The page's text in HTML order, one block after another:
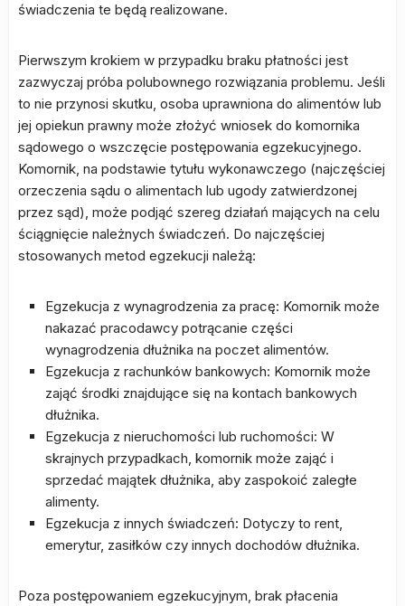
świadczenia te będą realizowane.
Pierwszym krokiem w przypadku braku płatności jest
zazwyczaj próba polubownego rozwiązania problemu. Jeśli
to nie przynosi skutku, osoba uprawniona do alimentów lub
jej opiekun prawny może złożyć wniosek do komornika
sądowego o wszczęcie postępowania egzekucyjnego.
Komornik, na podstawie tytułu wykonawczego (najczęściej
orzeczenia sądu o alimentach lub ugody zatwierdzonej
przez sąd), może podjąć szereg działań mających na celu
ściągnięcie należnych świadczeń. Do najczęściej
stosowanych metod egzekucji należą:
Egzekucja z wynagrodzenia za pracę: Komornik może
nakazać pracodawcy potrącanie części
wynagrodzenia dłużnika na poczet alimentów.
Egzekucja z rachunków bankowych: Komornik może
zająć środki znajdujące się na kontach bankowych
dłużnika.
Egzekucja z nieruchomości lub ruchomości: W
skrajnych przypadkach, komornik może zająć i
sprzedać majątek dłużnika, aby zaspokoić zaległe
alimenty.
Egzekucja z innych świadczeń: Dotyczy to rent,
emerytur, zasiłków czy innych dochodów dłużnika.
Poza postępowaniem egzekucyjnym, brak płacenia